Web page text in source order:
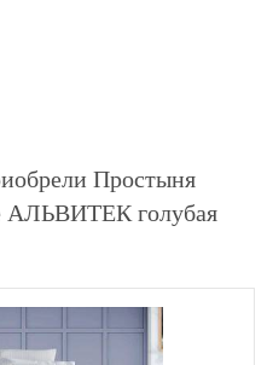
Простыня
АЛЬВИТЕК голубая